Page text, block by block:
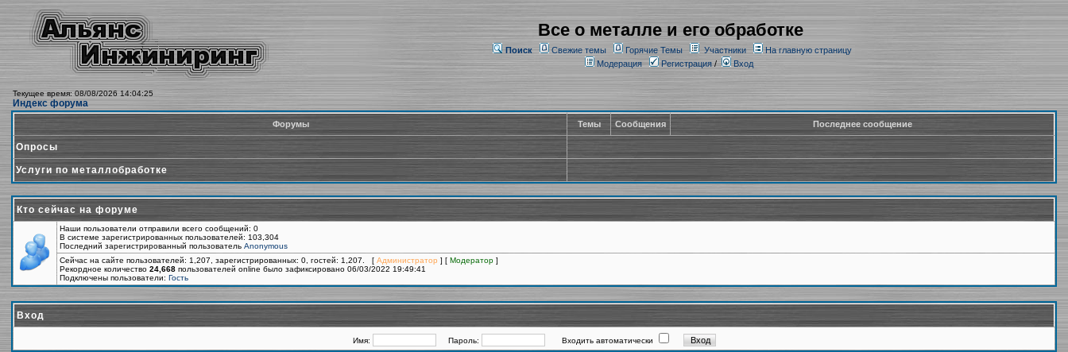
Все о металле и его обработке
Поиск Свежие темы Горячие Темы Участники
На главную страницу
Модерация
Регистрация/ Вход
Текущее время: 08/08/2026 14:04:25
Индекс форума
Форумы Темы Сообщения Последнее сообщение
Опросы
Услуги по металлобработке
Кто сейчас на форуме
Наши пользователи отправили всего сообщений: 0
В системе зарегистрированных пользователей: 103,304
Последний зарегистрированный пользователь Anonymous
Сейчас на сайте пользователей: 1,207, зарегистрированных: 0, гостей: 1,207. [ Администратор ] [ Модератор ]
Рекордное количество 24,668 пользователей online было зафиксировано 06/03/2022 19:49:41
Подключены пользователи: Гость
Вход
Имя: Пароль: Входить автоматически